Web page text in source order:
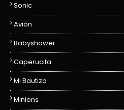
Sonic
Avión
Babyshower
Caperucita
Mi Bautizo
Minions